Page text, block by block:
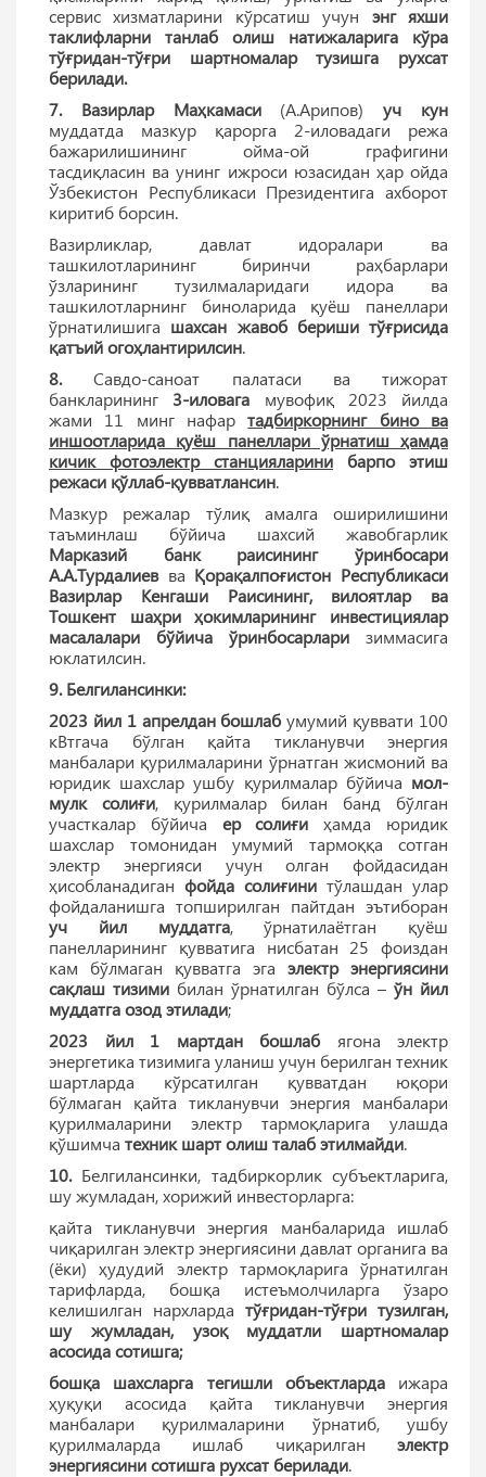
сервис хизматларини кўрсатиш учун энг яхши
таклифларни танлаб олиш натижаларига кўра
тўғридан-тўғри шартномалар тузишга рухсат
берилади.
7. Вазирлар Маҳкамаси (А.Арипов)уч кун
муддатда мазкур қарорга 2-иловадаги режа
бажарилишининг ойма-ой графигини
тасдиқласин ва унинг ижроси юзасидан ҳар ойда
Ўзбекистон Республикаси Президентига ахборот
киритиб борсин.
Вазирликлар, давлат идоралари ва
ташкилотларининг биринчи раҳбарлари
ўзларининг тузилмаларидаги идора ва
ташкилотларнинг биноларида қуёш панеллари
ўрнатилишига шахсан жавоб бериши тўғрисида
қатъий огоҳлантирилсин.
8.Савдо-саноат палатаси ва тижорат
банкларининг 3-иловага мувофиқ 2023 йилда
жами 11 минг нафартадбиркорнинг бино ва
иншоотларида қуёш панеллари ўрнатиш ҳамда
кичик фотоэлектр станцияларини барпо этиш
режаси қўллаб-қувватлансин.
Мазкур режалар тўлиқ амалга оширилишини
таъминлаш бўйича шахсий жавобгарлик
Марказий банк раисининг ўринбосари
А.А.Турдалиев ва Қорақалпоғистон Республикаси
Вазирлар Кенгаши Раисининг, вилоятлар ва
Тошкент шаҳри ҳокимларининг инвестициялар
масалалари бўйича ўринбосарлари зиммасига
юклатилсин.
9. Белгилансинки:
2023 йил 1 апрелдан бошлабумумий қуввати 100
кВтгача бўлган қайта тикланувчи энергия
манбалари қурилмаларини ўрнатган жисмоний ва
юридик шахслар ушбу қурилмалар бўйича мол-
мулк солиғи, қурилмалар билан банд бўлган
участкалар бўйича ер солиғи ҳамда юридик
шахслар томонидан умумий тармоққа сотган
электр энергияси учун олган фойдасидан
ҳисобланадиган фойда солиғини тўлашдан улар
фойдаланишга топширилган пайтдан эътиборан
уч йил муддатга, ўрнатилаётган қуёш
панелларининг қувватига нисбатан 25 фоиздан
кам бўлмаган қувватга эга электр энергиясини
сақлаш тизими билан ўрнатилган бўлса – ўн йил
муддатга озод этилади;
2023 йил 1 мартдан бошлаб ягона электр
энергетика тизимига уланиш учун берилган техник
шартларда кўрсатилган қувватдан юқори
бўлмаган қайта тикланувчи энергия манбалари
қурилмаларини электр тармоқларига улашда
қўшимча техник шарт олиш талаб этилмайди.
10.Белгилансинки, тадбиркорлик субъектларига,
шу жумладан, хорижий инвесторларга:
қайта тикланувчи энергия манбаларида ишлаб
чиқарилган электр энергиясини давлат органига ва
(ёки) ҳудудий электр тармоқларига ўрнатилган
тарифларда, бошқа истеъмолчиларга ўзаро
келишилган нархларда тўғридан-тўғри тузилган,
шу жумладан, узоқ муддатли шартномалар
асосида сотишга;
бошқа шахсларга тегишли объектлардаижара
ҳуқуқи асосида қайта тикланувчи энергия
манбалари қурилмаларини ўрнатиб, ушбу
қурилмаларда ишлаб чиқарилган электр
энергиясини сотишга рухсат берилади.